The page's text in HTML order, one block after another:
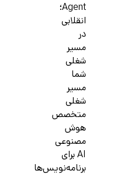
Agent؛
انقلابی
در
مسیر
شغلی
شما
مسیر
شغلی
متخصص
هوش
مصنوعی
AI برای
برنامه‌نویس‌ها